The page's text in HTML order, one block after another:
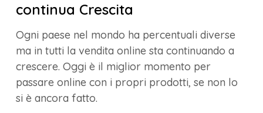
continua Crescita
Ogni paese nel mondo ha percentuali diverse
ma in tutti la vendita online sta continuando a
crescere. Oggi è il miglior momento per
passare online con i propri prodotti, se non lo
si è ancora fatto.